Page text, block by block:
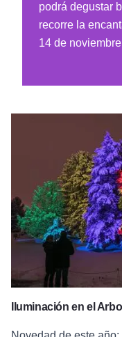
podrá degustar
recorre la
14 de
Iluminación en el